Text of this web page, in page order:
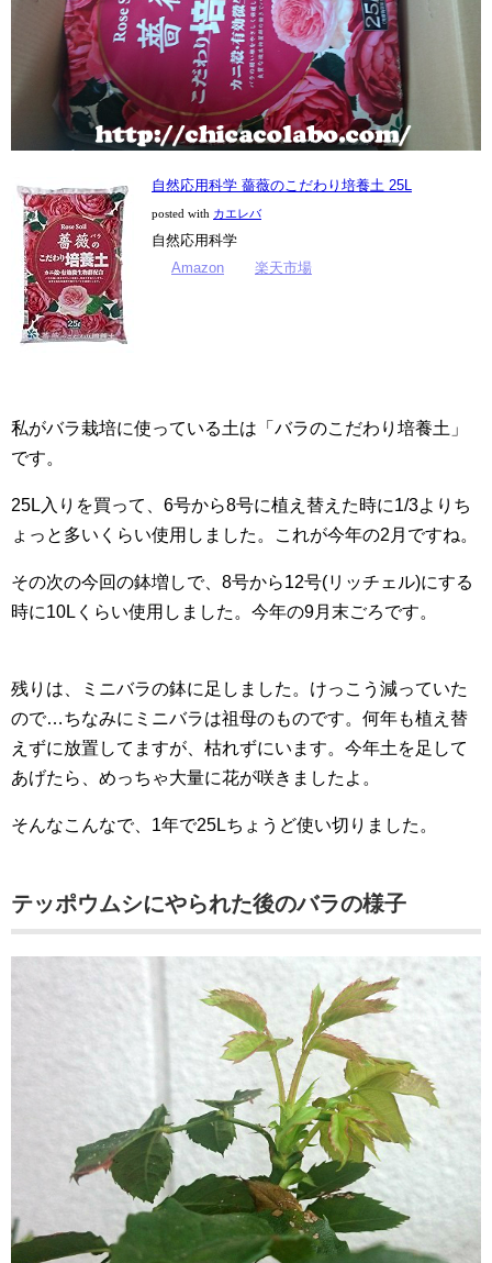
自然応用科学 薔薇のこだわり培養土 25L
posted with カエレバ
自然応用科学
Amazon
楽天市場
私がバラ栽培に使っている土は「バラのこだわり培養土」
です。
25L入りを買って、6号から8号に植え替えた時に1/3よりち
ょっと多いくらい使用しました。これが今年の2月ですね。
その次の今回の鉢増しで、8号から12号(リッチェル)にする
時に10Lくらい使用しました。今年の9月末ごろです。
残りは、ミニバラの鉢に足しました。けっこう減っていた
ので…ちなみにミニバラは祖母のものです。何年も植え替
えずに放置してますが、枯れずにいます。今年土を足して
あげたら、めっちゃ大量に花が咲きましたよ。
そんなこんなで、1年で25Lちょうど使い切りました。
テッポウムシにやられた後のバラの様子